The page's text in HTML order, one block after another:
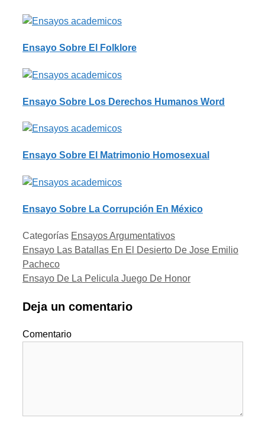
Ensayo Sobre El Folklore
Ensayo Sobre Los Derechos Humanos Word
Ensayo Sobre El Matrimonio Homosexual
Ensayo Sobre La Corrupción En México
Categorías Ensayos Argumentativos
Ensayo Las Batallas En El Desierto De Jose Emilio
Pacheco
Ensayo De La Pelicula Juego De Honor
Deja un comentario
Comentario